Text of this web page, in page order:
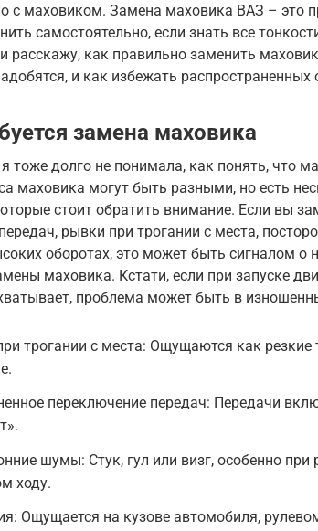
с маховиком. Замена маховика ВАЗ – это
самостоятельно, если знать все
расскажу, как правильно заменить
и как избежать распространенных
замена маховика
тоже долго не понимала, как понять, что
маховика могут быть разными, но есть
стоит обратить внимание. Если вы
рывки при трогании с места,
оборотах, это может быть сигналом о
маховика. Кстати, если при запуске
проблема может быть в
трогании с места: Ощущаются как резкие
переключение передач: Передачи
шумы: Стук, гул или визг, особенно при
ходу.
Ощущается на кузове автомобиля,